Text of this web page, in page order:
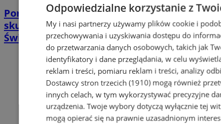
Poradnia leczenia ran przewlekłych -
skuteczna terapia trudno gojących się ran |
Świętochłowice
Odpowiedzialne korzystanie z
My i nasi partnerzy używamy plików cookie i
przechowywania i uzyskiwania dostępu do
do przetwarzania danych osobowych, takich jak
identyfikatory i dane przeglądania, w celu
reklam i treści, pomiaru reklam i treści, analizy
Dostawcy stron trzecich (1910)mogą również
innych celach, w tym wykorzystywać precyzyjne
urządzenia. Twoje wybory dotyczą wyłącznie tej
mogą opierać się na prawnie uzasadnionym